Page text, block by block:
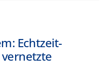
Echtzeit-